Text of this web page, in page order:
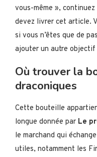
vous-même »,
devez livrer cet article.
si vous n’êtes que de
ajouter un autre
Où trouver la
draconiques
Cette bouteille
longue donnée par Le
le marchand qui
utiles, notamment les